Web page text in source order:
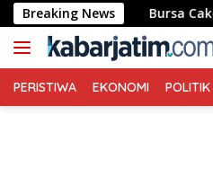
Langsung
ke
konten
Breaking News
Gula Bursa
PERISTIWA EKONOMI